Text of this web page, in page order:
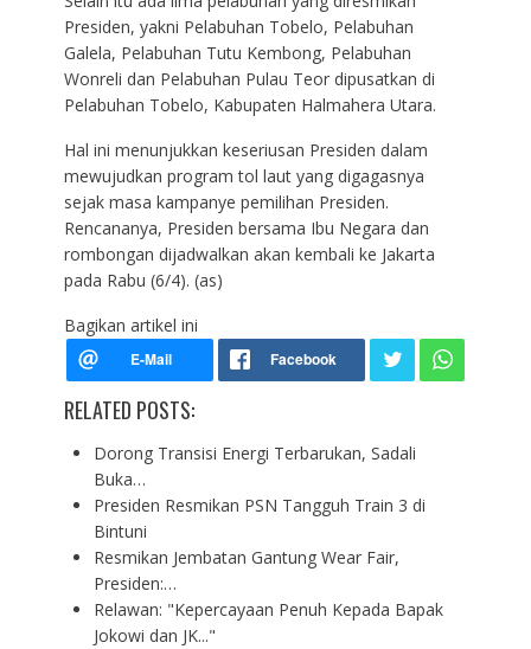
Presiden, yakni Pelabuhan Tobelo, Pelabuhan
Galela, Pelabuhan Tutu Kembong, Pelabuhan
Wonreli dan Pelabuhan Pulau Teor dipusatkan di
Pelabuhan Tobelo, Kabupaten Halmahera Utara.
Hal ini menunjukkan keseriusan Presiden dalam
mewujudkan program tol laut yang digagasnya
sejak masa kampanye pemilihan Presiden.
Rencananya, Presiden bersama Ibu Negara dan
rombongan dijadwalkan akan kembali ke Jakarta
pada Rabu (6/4). (as)
Bagikan artikel ini
RELATED POSTS:
Dorong Transisi Energi Terbarukan, Sadali
Buka…
Presiden Resmikan PSN Tangguh Train 3 di
Bintuni
Resmikan Jembatan Gantung Wear Fair,
Presiden:…
Relawan: "Kepercayaan Penuh Kepada Bapak
Jokowi dan JK..."